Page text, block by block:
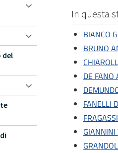
In questa
BIANCO
BRUNO
DE FANO
FANELLI
GIANNINI
del